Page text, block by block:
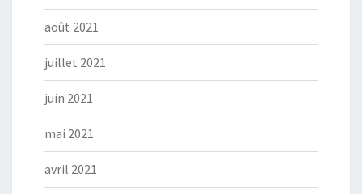
août 2021
juillet 2021
juin 2021
mai 2021
avril 2021